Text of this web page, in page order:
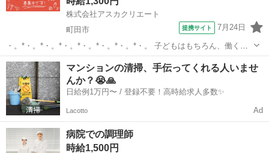
株式会社アスカクリエート
町田市
提携サイト 7月24日
・。*・。*・。*・。*・。*・。*・。*・。 子どもはもちろん、働く大
人も大切に！ そんな考えの園さんで、 パート調理スタッフさん募集で
す☆彡 ・。*・。*・。*・。*・。*・。*・。*・。 ▽園の特徴...
東京 町田市
マンションの清掃、手伝ってくれる人いませ
んか？😭🙏
日給例1万円〜 / 登録不要！高時給求人多数✨
Lacotto Ad
病院での調理師
時給1,500円